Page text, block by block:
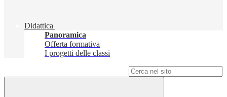
Didattica
Panoramica
Offerta formativa
I progetti delle classi